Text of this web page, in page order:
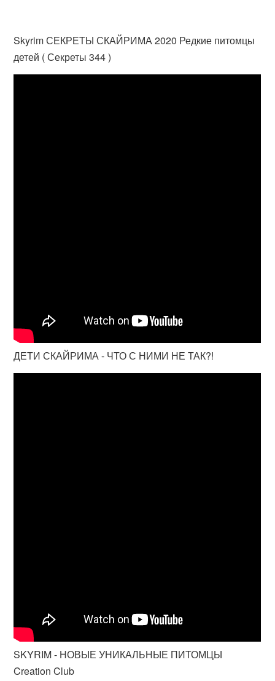
Skyrim СЕКРЕТЫ СКАЙРИМА 2020 Редкие питомцы
детей ( Секреты 344 )
ДЕТИ СКАЙРИМА - ЧТО С НИМИ НЕ ТАК?!
SKYRIM - НОВЫЕ УНИКАЛЬНЫЕ ПИТОМЦЫ
Creation Club